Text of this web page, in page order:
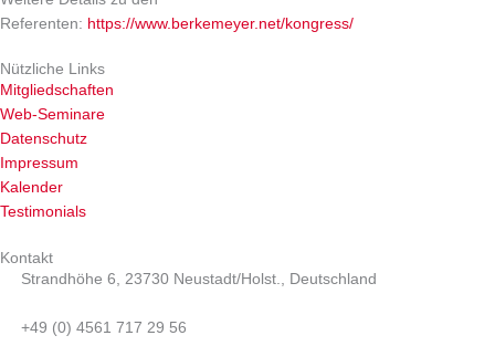
Referenten: https://www.berkemeyer.net/kongress/
Nützliche Links
Mitgliedschaften
Web-Seminare
Datenschutz
Impressum
Kalender
Testimonials
Kontakt
Strandhöhe 6, 23730 Neustadt/Holst., Deutschland
+49 (0) 4561 717 29 56